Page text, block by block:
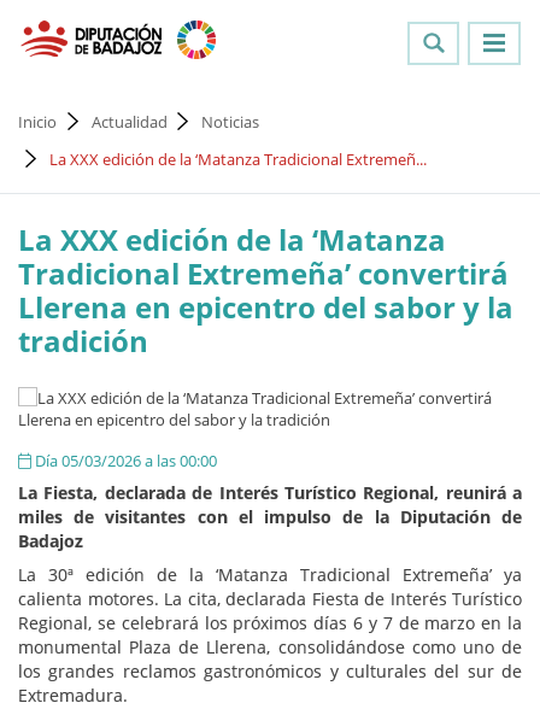
Inicio Actualidad
Noticias
La XXX edición de la ‘Matanza Tradicional Extremeñ...
La XXX edición de la ‘Matanza
Tradicional Extremeña’ convertirá
Llerena en epicentro del sabor y la
tradición
Día 05/03/2026 a las 00:00
La Fiesta, declarada de Interés Turístico Regional, reunirá a
miles de visitantes con el impulso de la Diputación de
Badajoz
La 30ª edición de la ‘Matanza Tradicional Extremeña’ ya
calienta motores. La cita, declarada Fiesta de Interés Turístico
Regional, se celebrará los próximos días 6 y 7 de marzo en la
monumental Plaza de Llerena, consolidándose como uno de
los grandes reclamos gastronómicos y culturales del sur de
Extremadura.